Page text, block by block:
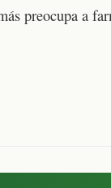
preocupa a